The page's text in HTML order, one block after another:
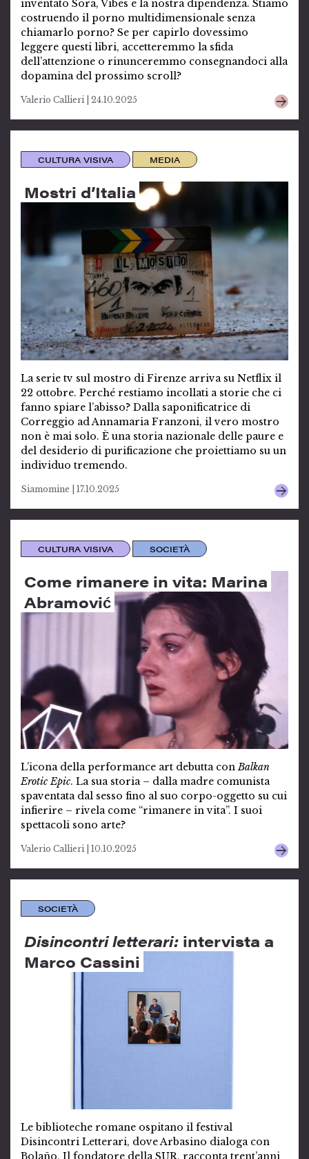
inventato Sora, Vibes e la nostra dipendenza. Stiamo
costruendo il porno multidimensionale senza
chiamarlo porno? Se per capirlo dovessimo
leggere questi libri, accetteremmo la sfida
dell’attenzione o rinunceremmo consegnandoci alla
dopamina del prossimo scroll?
Valerio Callieri | 24.10.2025
CULTURA VISIVA MEDIA
Mostri d’Italia
La serie tv sul mostro di Firenze arriva su Netflix il
22 ottobre. Perché restiamo incollati a storie che ci
fanno spiare l’abisso? Dalla saponificatrice di
Correggio ad Annamaria Franzoni, il vero mostro
non è mai solo. È una storia nazionale delle paure e
del desiderio di purificazione che proiettiamo su un
individuo tremendo.
Siamomine | 17.10.2025
CULTURA VISIVA SOCIETÀ
Come rimanere in vita: Marina
Abramović
L’icona della performance art debutta conBalkan
Erotic Epic. La sua storia – dalla madre comunista
spaventata dal sesso fino al suo corpo-oggetto su cui
infierire – rivela come “rimanere in vita”. I suoi
spettacoli sono arte?
Valerio Callieri | 10.10.2025
SOCIETÀ
Disincontri letterari: intervista a
Marco Cassini
Le biblioteche romane ospitano il festival
Disincontri Letterari, dove Arbasino dialoga con
Bolaño. Il fondatore della SUR, racconta trent’anni